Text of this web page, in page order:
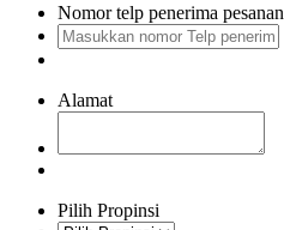
Nomor telp penerima pesanan
Alamat
Pilih Propinsi